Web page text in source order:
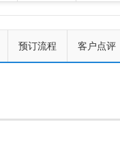
上一个 下一个
预订流程 客户点评